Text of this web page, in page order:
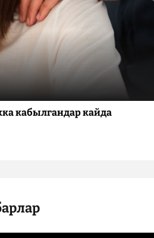
кабылгандар кайда